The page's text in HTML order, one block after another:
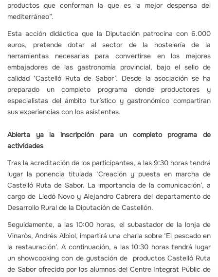
productos que conforman la que es la mejor despensa del
mediterráneo”.
Esta acción didáctica que la Diputación patrocina con 6.000
euros, pretende dotar al sector de la hostelería de la
herramientas necesarias para convertirse en los mejores
embajadores de las gastronomía provincial, bajo el sello de
calidad ‘Castelló Ruta de Sabor’. Desde la asociación se ha
preparado un completo programa donde productores y
especialistas del ámbito turístico y gastronómico compartiran
sus experiencias con los asistentes.
Abierta ya la inscripción para un completo programa de
actividades
Tras la acreditación de los participantes, a las 9:30 horas tendrá
lugar la ponencia titulada ‘Creación y puesta en marcha de
Castelló Ruta de Sabor. La importancia de la comunicación’, a
cargo de Lledó Novo y Alejandro Cabrera del departamento de
Desarrollo Rural de la Diputación de Castellón.
Seguidamente, a las 10:00 horas, el subastador de la lonja de
Vinaròs, Andrés Albiol, impartirá una charla sobre ‘El pescado en
la restauración’. A continuación, a las 10:30 horas tendrá lugar
un showcooking con de gustación de productos Castelló Ruta
de Sabor ofrecido por los alumnos del Centre Integrat Públic de